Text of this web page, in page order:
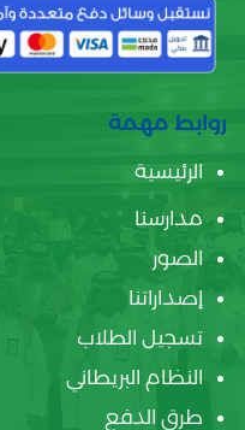
روابط مهمة
الرئيسية
مدارسنا
الصور
إصداراتنا
تسجيل الطلاب
النظام البريطاني
طرق الدفع